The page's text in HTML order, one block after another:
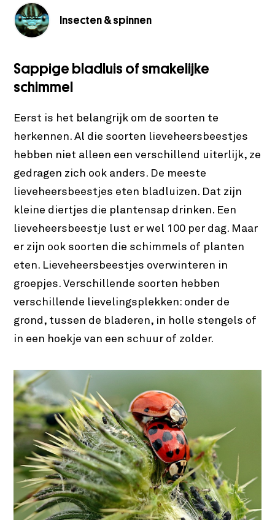
Insecten & spinnen
Sappige bladluis of smakelijke
schimmel
Eerst is het belangrijk om de soorten te
herkennen. Al die soorten lieveheersbeestjes
hebben niet alleen een verschillend uiterlijk, ze
gedragen zich ook anders. De meeste
lieveheersbeestjes eten bladluizen. Dat zijn
kleine diertjes die plantensap drinken. Een
lieveheersbeestje lust er wel 100 per dag. Maar
er zijn ook soorten die schimmels of planten
eten. Lieveheersbeestjes overwinteren in
groepjes. Verschillende soorten hebben
verschillende lievelingsplekken: onder de
grond, tussen de bladeren, in holle stengels of
in een hoekje van een schuur of zolder.